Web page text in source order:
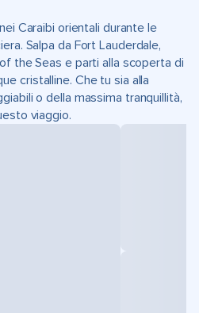
Caraibi orientali durante le
Salpa da Fort Lauderdale,
the Seas e parti alla scoperta di
cristalline. Che tu sia alla
o della massima tranquillità,
viaggio.